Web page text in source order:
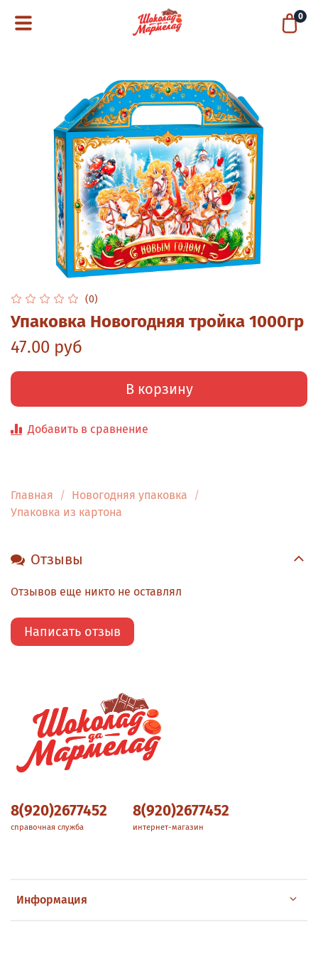
0
(0)
Упаковка Новогодняя тройка 1000гр
47.00 руб
В корзину
Добавить в сравнение
Главная
Новогодняя упаковка
Упаковка из картона
Отзывы
Отзывов еще никто не оставлял
Написать отзыв
Информация
8(920)2677452
справочная служба
8(920)2677452
интернет-магазин